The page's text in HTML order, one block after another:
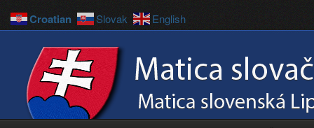
Croatian Slovak English